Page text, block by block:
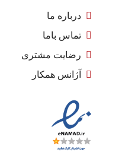
درباره ما
تماس باما
رضایت مشتری
آژانس همکار